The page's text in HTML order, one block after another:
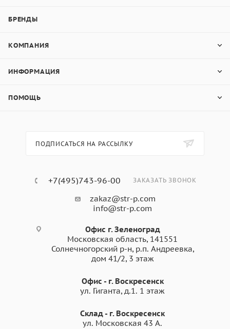
БРЕНДЫ
КОМПАНИЯ
ИНФОРМАЦИЯ
ПОМОЩЬ
ПОДПИСАТЬСЯ НА РАССЫЛКУ
+7(495)743-96-00 ЗАКАЗАТЬ ЗВОНОК
zakaz@str-p.com
info@str-p.com
Офис г. Зеленоград
Московская область, 141551
Солнечногорский р-н, р.п. Андреевка,
дом 41/2, 3 этаж
Офис - г. Воскресенск
ул. Гиганта, д.1. 1 этаж
Склад - г. Воскресенск
ул. Московская 43 А.